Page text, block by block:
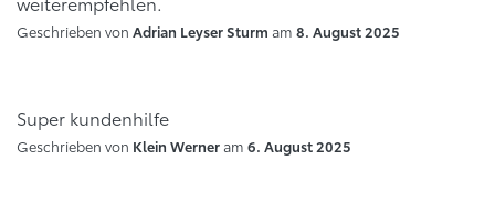
Geschrieben von Adrian Leyser Sturm am 8. August 2025
Super kundenhilfe
Geschrieben von Klein Werneram 6. August 2025